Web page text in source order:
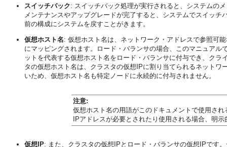
スイッチバック: スイッチバック処理が実行されると、システムの
メンテナンスやアップグレードが完了すると、システムでスイッ
前の構成にシステムを戻すことがきます。
仮想ホスト名: 仮想ホスト名は、ネットワーク・アドレスで参照可
にマッピングされます。ロード・バランサの場合、このマニュア
ットを代表する仮想ホスト名をロード・バランサに付与でき、ク
タの仮想ホスト名は、クラスタの仮想IPに割り当てられるネットワ
いため、仮想ホスト名も特定ノードに永続的に付与されません。
注意:
仮想ホスト名の用語がこのドキュメントで使用さ
IPアドレスが必要とされたり使用される場合、明
仮想IP: また、クラスタの仮想IPとロード・バランサの仮想IPです